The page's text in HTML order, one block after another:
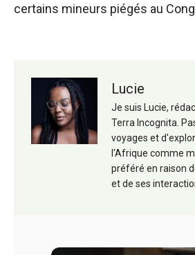
certains mineurs piégés au
Lucie
Je suis Lucie,
Terra Incognita.
voyages et
l'Afrique comme
préféré en raison
et de ses